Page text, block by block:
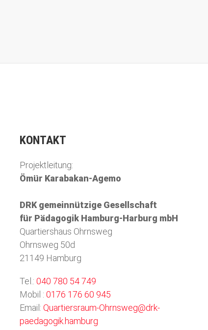
KONTAKT
Projektleitung:
Ömür Karabakan-Agemo
DRK gemeinnützige Gesellschaft
für Pädagogik Hamburg-Harburg mbH
Quartiershaus Ohrnsweg
Ohrnsweg 50d
21149 Hamburg
Tel.: 040 780 54 749
Mobil : 0176 176 60 945
Email: Quartiersraum-Ohrnsweg@drk-
paedagogik.hamburg